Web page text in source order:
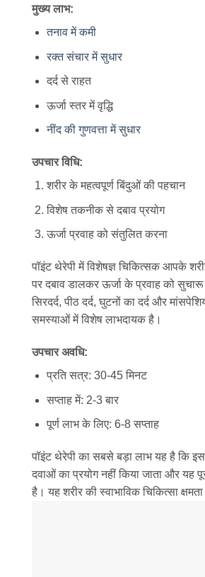
मुख्य लाभ:
तनाव में कमी
रक्त संचार में सुधार
दर्द से राहत
ऊर्जा स्तर में वृद्धि
नींद की गुणवत्ता में सुधार
उपचार विधि:
शरीर के महत्वपूर्ण बिंदुओं की पहचान
विशेष तकनीक से दबाव प्रयोग
ऊर्जा प्रवाह को संतुलित करना
पॉइंट थेरेपी में विशेषज्ञ चिकित्सक आपके
पर दबाव डालकर ऊर्जा के प्रवाह को
सिरदर्द, पीठ दर्द, घुटनों का दर्द और
समस्याओं में विशेष लाभदायक है।
उपचार अवधि:
प्रति सत्र: 30-45 मिनट
सप्ताह में: 2-3 बार
पूर्ण लाभ के लिए: 6-8 सप्ताह
पॉइंट थेरेपी का सबसे बड़ा लाभ यह है कि
दवाओं का प्रयोग नहीं किया जाता और यह
है। यह शरीर की स्वाभाविक चिकित्सा